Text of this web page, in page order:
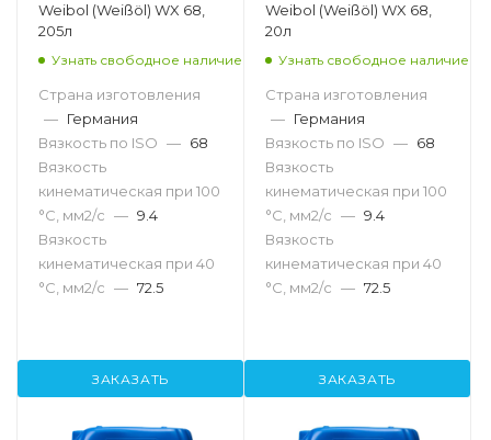
Weibol (Weißöl) WX 68,
205л
Узнать свободное наличие
Страна изготовления
— Германия
Вязкость по ISO — 68
Вязкость
кинематическая при 100
°С, мм2/с — 9.4
Вязкость
кинематическая при 40
°С, мм2/с — 72.5
ЗАКАЗАТЬ
Weibol (Weißöl) WX 68,
20л
Узнать свободное наличие
Страна изготовления
— Германия
Вязкость по ISO — 68
Вязкость
кинематическая при 100
°С, мм2/с — 9.4
Вязкость
кинематическая при 40
°С, мм2/с — 72.5
ЗАКАЗАТЬ